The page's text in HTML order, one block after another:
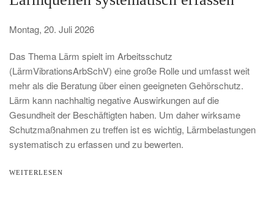
Montag, 20. Juli 2026
Das Thema Lärm spielt im Arbeitsschutz
(LärmVibrationsArbSchV) eine große Rolle und umfasst weit
mehr als die Beratung über einen geeigneten Gehörschutz.
Lärm kann nachhaltig negative Auswirkungen auf die
Gesundheit der Beschäftigten haben. Um daher wirksame
Schutzmaßnahmen zu treffen ist es wichtig, Lärmbelastungen
systematisch zu erfassen und zu bewerten.
WEITERLESEN